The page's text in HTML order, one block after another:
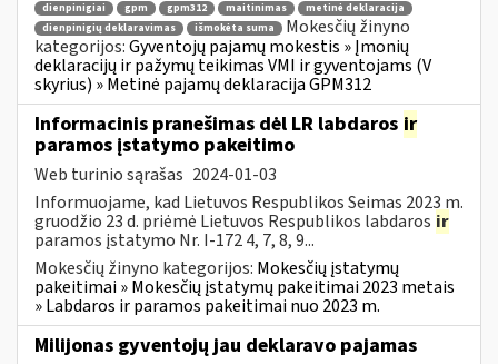
dienpinigiai gpm gpm312 maitinimas
metinė deklaracija
dienpinigių deklaravimas
išmokėta suma
Mokesčių žinyno
kategorijos:Gyventojų pajamų mokestis » Įmonių
deklaracijų ir pažymų teikimas VMI ir gyventojams (V
skyrius) » Metinė pajamų deklaracija GPM312
Informacinis pranešimas dėl LR labdaros ir
paramos įstatymo pakeitimo
Web turinio sąrašas 2024-01-03
Informuojame, kad Lietuvos Respublikos Seimas 2023 m.
gruodžio 23 d. priėmė Lietuvos Respublikos labdaros ir
paramos įstatymo Nr. I-172 4, 7, 8, 9...
Mokesčių žinyno kategorijos: Mokesčių įstatymų
pakeitimai » Mokesčių įstatymų pakeitimai 2023 metais
» Labdaros ir paramos pakeitimai nuo 2023 m.
Milijonas gyventojų jau deklaravo pajamas